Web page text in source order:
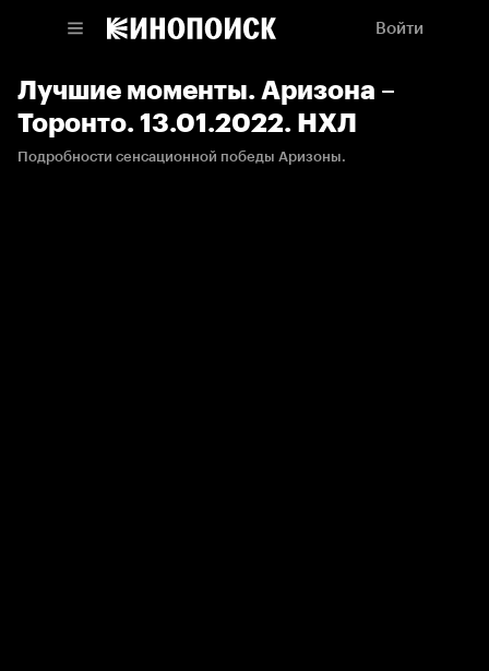
Войти
Лучшие моменты. Аризона –
Торонто. 13.01.2022. НХЛ
Подробности сенсационной победы Аризоны.